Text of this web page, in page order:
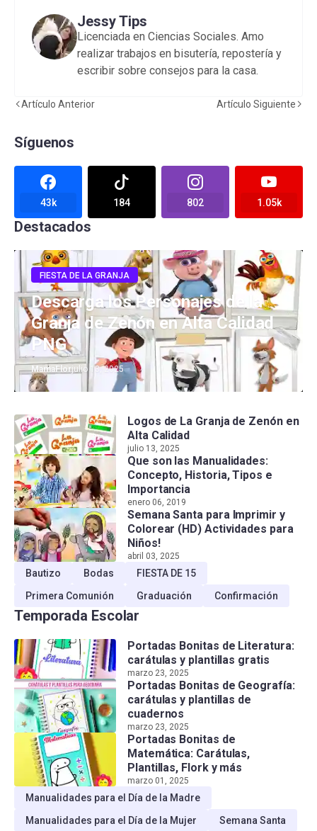
Jessy Tips
Licenciada en Ciencias Sociales. Amo
realizar trabajos en bisutería, repostería y
escribir sobre consejos para la casa.
Artículo Anterior Artículo Siguiente
Síguenos
43k 184 802 1.05k
Destacados
FIESTA DE LA GRANJA
Descarga los Personajes de la
Granja de Zenón en Alta Calidad
PNG
MamaFlorjulio 13, 2025
Logos de La Granja de Zenón en
Alta Calidad
julio 13, 2025
Que son las Manualidades:
Concepto, Historia, Tipos e
Importancia
enero 06, 2019
Semana Santa para Imprimir y
Colorear (HD) Actividades para
Niños!
abril 03, 2025
Bautizo Bodas
FIESTA DE 15
Primera Comunión
Graduación Confirmación
Temporada Escolar
Portadas Bonitas de Literatura:
carátulas y plantillas gratis
marzo 23, 2025
Portadas Bonitas de Geografía:
carátulas y plantillas de
cuadernos
marzo 23, 2025
Portadas Bonitas de
Matemática: Carátulas,
Plantillas, Flork y más
marzo 01, 2025
Manualidades para el Día de la Madre
Manualidades para el Día de la Mujer
Semana Santa